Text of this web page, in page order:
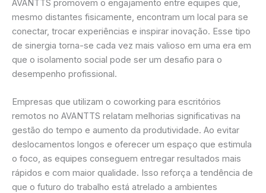
AVANTTS promovem o engajamento entre equipes que,
mesmo distantes fisicamente, encontram um local para se
conectar, trocar experiências e inspirar inovação. Esse tipo
de sinergia torna-se cada vez mais valioso em uma era em
que o isolamento social pode ser um desafio para o
desempenho profissional.
Empresas que utilizam o coworking para escritórios
remotos no AVANTTS relatam melhorias significativas na
gestão do tempo e aumento da produtividade. Ao evitar
deslocamentos longos e oferecer um espaço que estimula
o foco, as equipes conseguem entregar resultados mais
rápidos e com maior qualidade. Isso reforça a tendência de
que o futuro do trabalho está atrelado a ambientes